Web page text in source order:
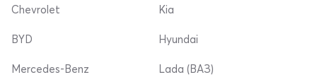
Chevrolet
BYD
Mercedes-Benz
Kia
Hyundai
Lada (ВАЗ)